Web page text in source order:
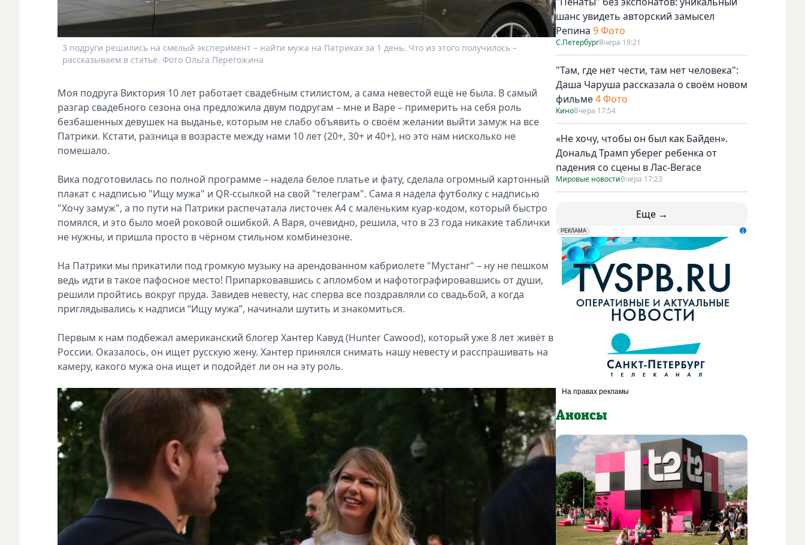
3 подруги решились на смелый эксперимент – найти мужа на Патриках за 1 день. Что из этого получилось –
рассказываем в статье. Фото Ольга Перегожина
Американский блогер Hunter Cawood, который
Моя подруга Виктория 10 лет работает свадебным стилистом, а сама невестой ещё не была. В самый
разгар свадебного сезона она предложила двум подругам – мне и Варе – примерить на себя роль
безбашенных девушек на выданье, которым не слабо объявить о своём желании выйти замуж на все
Патрики. Кстати, разница в возрасте между нами 10 лет (20+, 30+ и 40+), но это нам нисколько не
помешало.
Вика подготовилась по полной программе – надела белое платье и фату, сделала огромный картонный
плакат с надписью "Ищу мужа" и QR-ссылкой на свой "телеграм". Сама я надела футболку с надписью
"Хочу замуж", а по пути на Патрики распечатала листочек А4 с маленьким куар-кодом, который быстро
помялся, и это было моей роковой ошибкой. А Варя, очевидно, решила, что в 23 года никакие таблички
не нужны, и пришла просто в чёрном стильном комбинезоне.
На Патрики мы прикатили под громкую музыку на арендованном кабриолете "Мустанг" – ну не пешком
ведь идти в такое пафосное место! Припарковавшись с апломбом и нафотографировавшись от души,
решили пройтись вокруг пруда. Завидев невесту, нас сперва все поздравляли со свадьбой, а когда
приглядывались к надписи “Ищу мужа”, начинали шутить и знакомиться.
Первым к нам подбежал американский блогер Хантер Кавуд (Hunter Cawood), который уже 8 лет живёт в
России. Оказалось, он ищет русскую жену. Хантер принялся снимать нашу невесту и расспрашивать на
камеру, какого мужа она ищет и подойдёт ли он на эту роль.
шанс увидеть авторский замысел
Репина 9 Фото
С.ПетербургВчера 19:21
"Там, где нет чести, там нет человека":
Даша Чаруша рассказала о своём новом
фильме4 Фото
КиноВчера 17:54
«Не хочу, чтобы он был как Байден».
Дональд Трамп уберег ребенка от
падения со сцены в Лас-Вегасе
Мировые новостиВчера 17:23
Еще →
erid: LdtCK5udn
РЕКЛАМА
АО "ГАТР", ИНН: 7841320717
Анонсы